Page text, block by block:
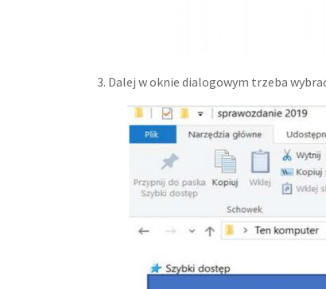
3. Dalej w oknie dialogowym trzeba